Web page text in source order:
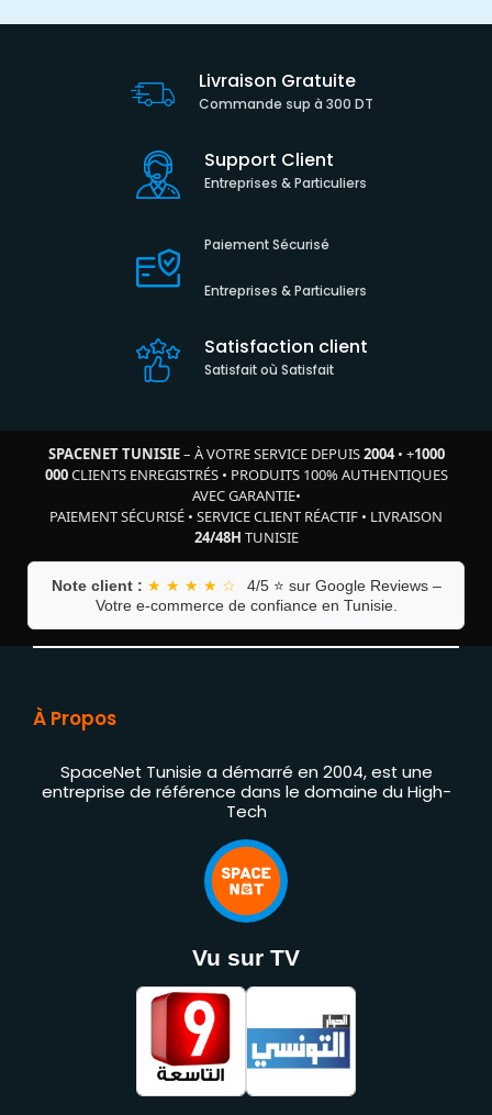
Livraison Gratuite
Commande sup à 300 DT
Support Client
Entreprises & Particuliers
Paiement Sécurisé
Entreprises & Particuliers
Satisfaction client
Satisfait où Satisfait
SPACENET TUNISIE– À VOTRE SERVICE DEPUIS2004• +1000
000CLIENTS ENREGISTRÉS• PRODUITS 100% AUTHENTIQUES
AVEC GARANTIE•
PAIEMENT SÉCURISÉ • SERVICE CLIENT RÉACTIF • LIVRAISON
24/48H TUNISIE
Note client : ★ ★ ★ ★ ☆
4/5 ⭐ sur Google Reviews –
Votre e-commerce de confiance en Tunisie.
À Propos
SpaceNet Tunisie a démarré en 2004, est une
entreprise de référence dans le domaine du High-
Tech
Vu sur TV